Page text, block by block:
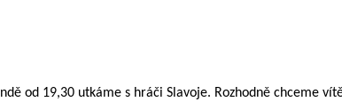
od 19,30 utkáme s hráči Slavoje. Rozhodně chceme